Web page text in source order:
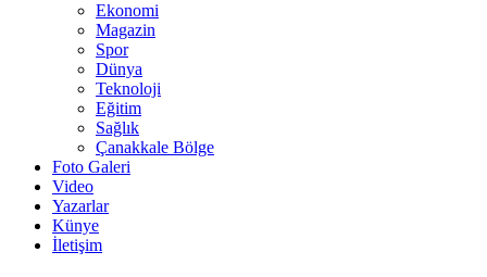
Ekonomi
Magazin
Spor
Dünya
Teknoloji
Eğitim
Sağlık
Çanakkale Bölge
Foto Galeri
Video
Yazarlar
Künye
İletişim